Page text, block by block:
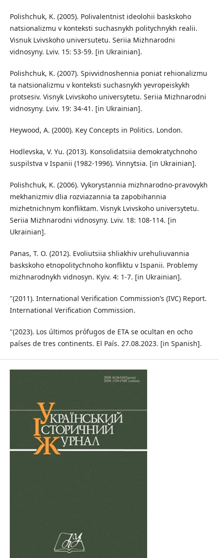
Polishchuk, K. (2005). Polivalentnist ideolohii baskskoho
natsionalizmu v konteksti suchasnykh politychnykh realii.
Visnuk Lvivskoho universutetu. Seriia Mizhnarodni
vidnosyny. Lviv. 15: 53-59. [in Ukrainian].
Polishchuk, K. (2007). Spivvidnoshennia poniat rehionalizmu
ta natsionalizmu v konteksti suchasnykh yevropeiskykh
protsesiv. Visnyk Lvivskoho universytetu. Seriia Mizhnarodni
vidnosyny. Lviv. 19: 34-41. [in Ukrainian].
Heywood, A. (2000). Key Concepts in Politics. London.
Hodlevska, V. Yu. (2013). Konsolidatsiia demokratychnoho
suspilstva v Ispanii (1982-1996). Vinnytsia. [in Ukrainian].
Polishchuk, K. (2006). Vykorystannia mizhnarodno-pravovykh
mekhanizmiv dlia rozviazannia ta zapobihannia
mizhetnichnym konfliktam. Visnyk Lvivskoho universytetu.
Seriia Mizhnarodni vidnosyny. Lviv. 18: 108-114. [in
Ukrainian].
Panas, T. O. (2012). Evoliutsiia shliakhiv urehuliuvannia
baskskoho etnopolitychnoho konfliktu v Ispanii. Problemy
mizhnarodnykh vidnosyn. Kyiv. 4: 1-7. [in Ukrainian].
"(2011). International Verification Commission’s (IVC) Report.
International Verification Commission.
"(2023). Los últimos prόfugos de ETA se ocultan en ocho
países de tres continents. El País. 27.08.2023. [in Spanish].